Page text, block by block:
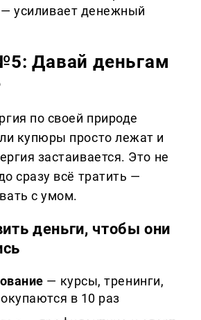
— усиливает денежный
Давай деньгам
по своей природе
купюры просто лежат и
застаивается. Это не
сразу всё тратить —
с умом.
деньги, чтобы они
— курсы, тренинги,
в 10 раз